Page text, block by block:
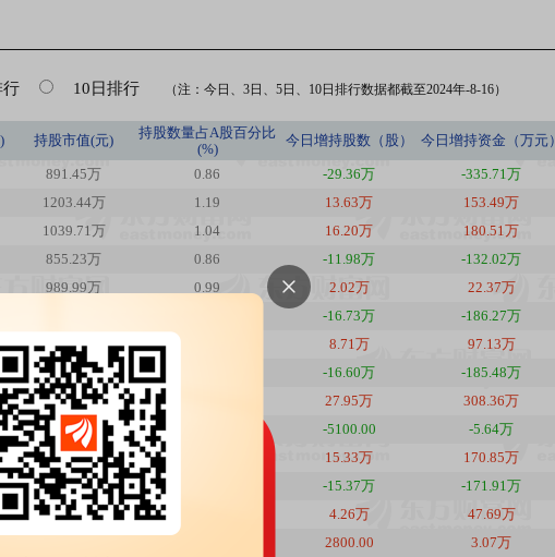
行 10日排行 （注：今日、3日、5日、10日排行数据都截至2024年-8-16）
持股市值(元)
持股数量占A股百分比
(%)
今日 增持股数（股） 今日 增持资金（万元）
891.45万 0.86 -29.36万 -335.71万
1203.44万 1.19 13.63万 153.49万
1039.71万 1.04 16.20万 180.51万
855.23万 0.86 -11.98万 -132.02万
989.99万 0.99 2.02万 22.37万
-16.73万 -186.27万
1161.86万 8.71万 97.13万
1063.36万 -16.60万 -185.48万
1241.30万 27.95万 308.36万
911.25万 -5100.00 -5.64万
930.27万 15.33万 170.85万
769.83万 -15.37万 -171.91万
952.61万 4.26万 47.69万
2800.00 3.07万